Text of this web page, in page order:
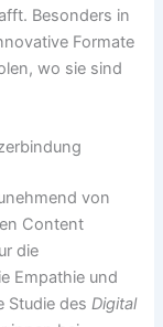
Besonders in
Formate
wo sie sind
von
Content
die
Empathie und
Studie desDigital